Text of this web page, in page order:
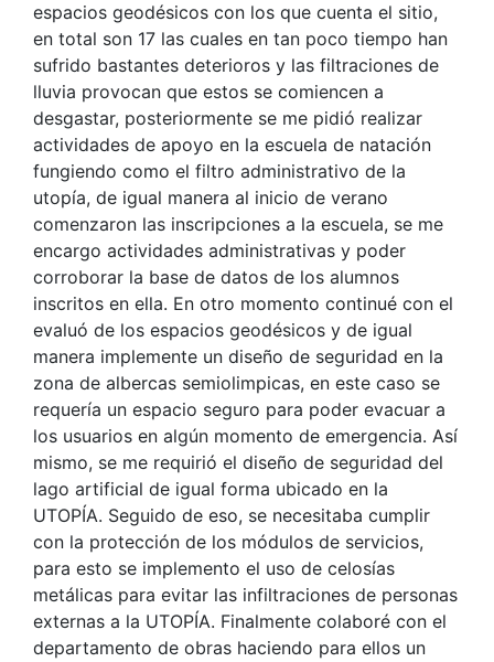
espacios geodésicos con los que cuenta el sitio,
en total son 17 las cuales en tan poco tiempo han
sufrido bastantes deterioros y las filtraciones de
lluvia provocan que estos se comiencen a
desgastar, posteriormente se me pidió realizar
actividades de apoyo en la escuela de natación
fungiendo como el filtro administrativo de la
utopía, de igual manera al inicio de verano
comenzaron las inscripciones a la escuela, se me
encargo actividades administrativas y poder
corroborar la base de datos de los alumnos
inscritos en ella. En otro momento continué con el
evaluó de los espacios geodésicos y de igual
manera implemente un diseño de seguridad en la
zona de albercas semiolimpicas, en este caso se
requería un espacio seguro para poder evacuar a
los usuarios en algún momento de emergencia. Así
mismo, se me requirió el diseño de seguridad del
lago artificial de igual forma ubicado en la
UTOPÍA. Seguido de eso, se necesitaba cumplir
con la protección de los módulos de servicios,
para esto se implemento el uso de celosías
metálicas para evitar las infiltraciones de personas
externas a la UTOPÍA. Finalmente colaboré con el
departamento de obras haciendo para ellos un